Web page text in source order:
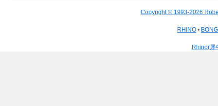
Copyright © 1993-2026
RHINO •
Rhino(犀